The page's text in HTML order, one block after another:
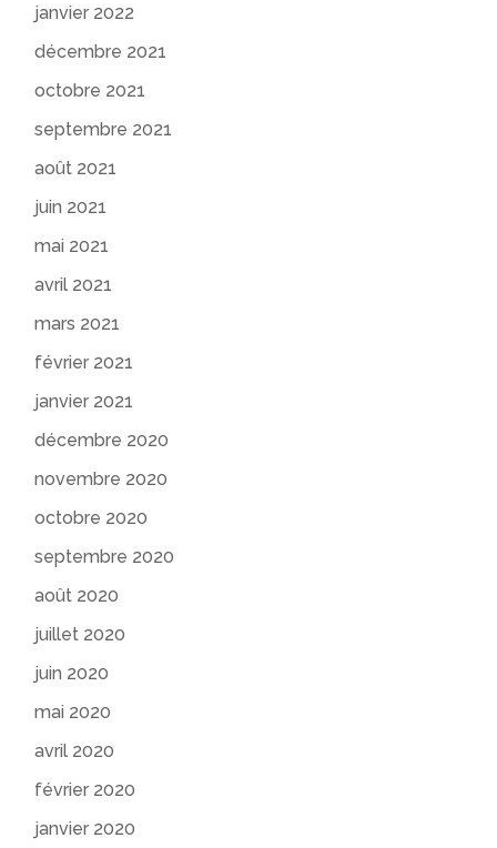
janvier 2022
décembre 2021
octobre 2021
septembre 2021
août 2021
juin 2021
mai 2021
avril 2021
mars 2021
février 2021
janvier 2021
décembre 2020
novembre 2020
octobre 2020
septembre 2020
août 2020
juillet 2020
juin 2020
mai 2020
avril 2020
février 2020
janvier 2020